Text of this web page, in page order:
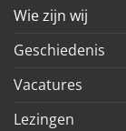
Wie zijn wij
Geschiedenis
Vacatures
Lezingen